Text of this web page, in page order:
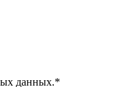
данных.*